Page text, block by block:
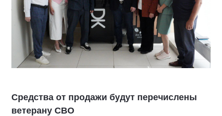
Средства от продажи будут перечислены
ветерану СВО